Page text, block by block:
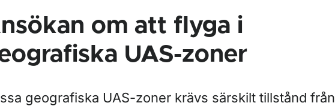
ATM/ANS utrustning
om att flyga i
UAS-zoner
geografiska UAS-zoner krävs särskilt tillstånd från